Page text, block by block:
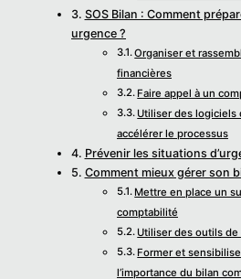
SOS Bilan : Comment
urgence ?
Organiser et
financières
Faire appel à un
Utiliser des logiciels
accélérer le processus
Prévenir les situations
Comment mieux gérer son
Mettre en place un
comptabilité
Utiliser des outils
Former et
l’importance du bilan